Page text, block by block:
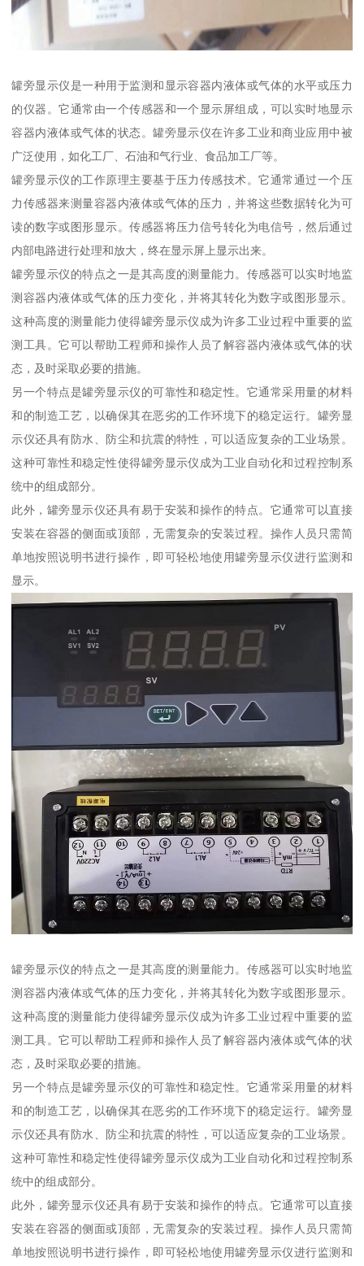
罐旁显示仪是一种用于监测和显示容器内液体或气体的水平或压力
的仪器。它通常由一个传感器和一个显示屏组成，可以实时地显示
容器内液体或气体的状态。罐旁显示仪在许多工业和商业应用中被
广泛使用，如化工厂、石油和气行业、食品加工厂等。
罐旁显示仪的工作原理主要基于压力传感技术。它通常通过一个压
力传感器来测量容器内液体或气体的压力，并将这些数据转化为可
读的数字或图形显示。传感器将压力信号转化为电信号，然后通过
内部电路进行处理和放大，终在显示屏上显示出来。
罐旁显示仪的特点之一是其高度的测量能力。传感器可以实时地监
测容器内液体或气体的压力变化，并将其转化为数字或图形显示。
这种高度的测量能力使得罐旁显示仪成为许多工业过程中重要的监
测工具。它可以帮助工程师和操作人员了解容器内液体或气体的状
态，及时采取必要的措施。
另一个特点是罐旁显示仪的可靠性和稳定性。它通常采用量的材料
和的制造工艺，以确保其在恶劣的工作环境下的稳定运行。罐旁显
示仪还具有防水、防尘和抗震的特性，可以适应复杂的工业场景。
这种可靠性和稳定性使得罐旁显示仪成为工业自动化和过程控制系
统中的组成部分。
此外，罐旁显示仪还具有易于安装和操作的特点。它通常可以直接
安装在容器的侧面或顶部，无需复杂的安装过程。操作人员只需简
单地按照说明书进行操作，即可轻松地使用罐旁显示仪进行监测和
显示。
罐旁显示仪的特点之一是其高度的测量能力。传感器可以实时地监
测容器内液体或气体的压力变化，并将其转化为数字或图形显示。
这种高度的测量能力使得罐旁显示仪成为许多工业过程中重要的监
测工具。它可以帮助工程师和操作人员了解容器内液体或气体的状
态，及时采取必要的措施。
另一个特点是罐旁显示仪的可靠性和稳定性。它通常采用量的材料
和的制造工艺，以确保其在恶劣的工作环境下的稳定运行。罐旁显
示仪还具有防水、防尘和抗震的特性，可以适应复杂的工业场景。
这种可靠性和稳定性使得罐旁显示仪成为工业自动化和过程控制系
统中的组成部分。
此外，罐旁显示仪还具有易于安装和操作的特点。它通常可以直接
安装在容器的侧面或顶部，无需复杂的安装过程。操作人员只需简
单地按照说明书进行操作，即可轻松地使用罐旁显示仪进行监测和